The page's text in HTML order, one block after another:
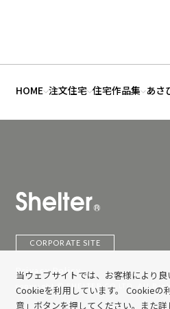
当ウェブサイトでは、お客様により良
Cookieを利用しています。 Cookieの
意」ボタンを押してください。また
HOME 注文住宅 住宅作品集 あさ
CORPORATE SITE
Privacy Policy
copyright © SHELTER CO,LTD. All